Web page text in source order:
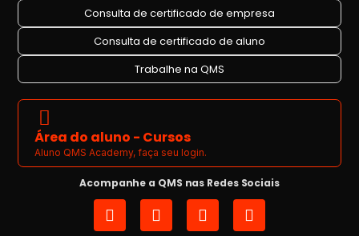
Consulta de certificado de empresa
Consulta de certificado de aluno
Trabalhe na QMS
Área do aluno - Cursos
Aluno QMS Academy, faça seu login.
Acompanhe a QMS nas Redes Sociais
I
n
L
i
Y
o
F
a